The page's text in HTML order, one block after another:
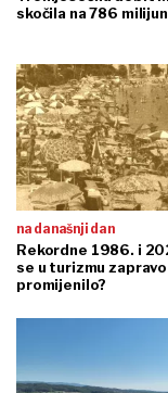
skočila na 786
na današnji dan
Rekordne 1986. i
se u turizmu zapravo
promijenilo?